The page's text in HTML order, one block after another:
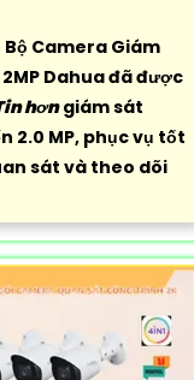
Camera Giám
Dahua đã được
hơngiám sát
2.0 MP, phục vụ tốt
sát và theo dõi